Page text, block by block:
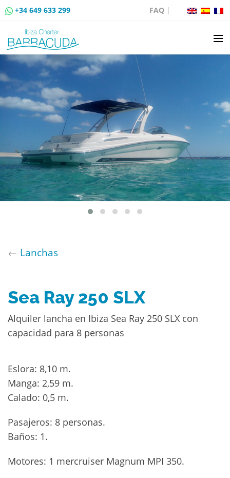
+34 649 633 299 FAQ|
ALQUILER DE BARCOS
VENTA DE BARCOS
ALQUILER DE AMARRES
RUTAS EN BARCO
EVENTOS
BLOG
← Lanchas
Sea Ray 250 SLX
Alquiler lancha en Ibiza Sea Ray 250 SLX con
capacidad para 8 personas
Eslora: 8,10 m.
Manga: 2,59 m.
Calado: 0,5 m.
Pasajeros: 8 personas.
Baños: 1.
Motores: 1 mercruiser Magnum MPI 350.